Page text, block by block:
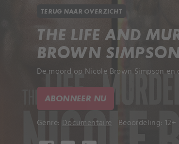
TERUG NAAR OVERZICHT
THE LIFE AND
BROWN
De moord op Nicole Brown Simpson en
ABONNEER NU
Genre: Documentaire Beoordeling: 12+